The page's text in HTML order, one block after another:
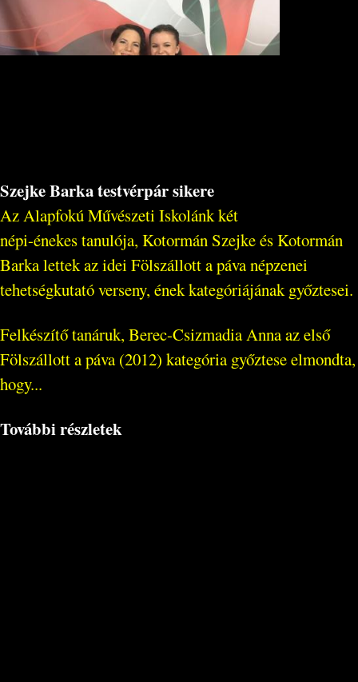
Szejke Barka testvérpár sikere
Az Alapfokú Művészeti Iskolánk két
népi-énekes tanulója, Kotormán Szejke és Kotormán
Barka lettek az idei Fölszállott a páva népzenei
tehetségkutató verseny, ének kategóriájának győztesei.
Felkészítő tanáruk, Berec-Csizmadia Anna az első
Fölszállott a páva (2012) kategória győztese elmondta,
hogy...
További részletek